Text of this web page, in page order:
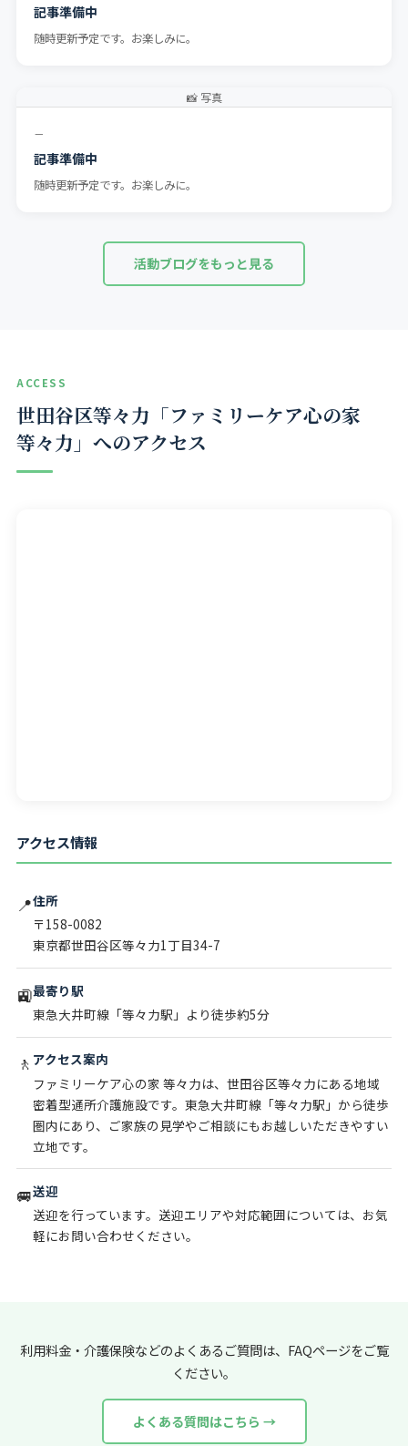
記事準備中
随時更新予定です。お楽しみに。
📸 写真
－
記事準備中
随時更新予定です。お楽しみに。
活動ブログをもっと見る
ACCESS
世田谷区等々力「ファミリーケア心の家
等々力」へのアクセス
アクセス情報
📍住所
〒158-0082
東京都世田谷区等々力1丁目34-7
🚉最寄り駅
東急大井町線「等々力駅」より徒歩約5分
🚶 アクセス案内
ファミリーケア心の家 等々力は、世田谷区等々力にある地域
密着型通所介護施設です。東急大井町線「等々力駅」から徒歩
圏内にあり、ご家族の見学やご相談にもお越しいただきやすい
立地です。
🚐送迎
送迎を行っています。送迎エリアや対応範囲については、お気
軽にお問い合わせください。
利用料金・介護保険などのよくあるご質問は、FAQページをご覧
ください。
よくある質問はこちら →